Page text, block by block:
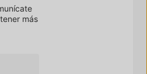
más